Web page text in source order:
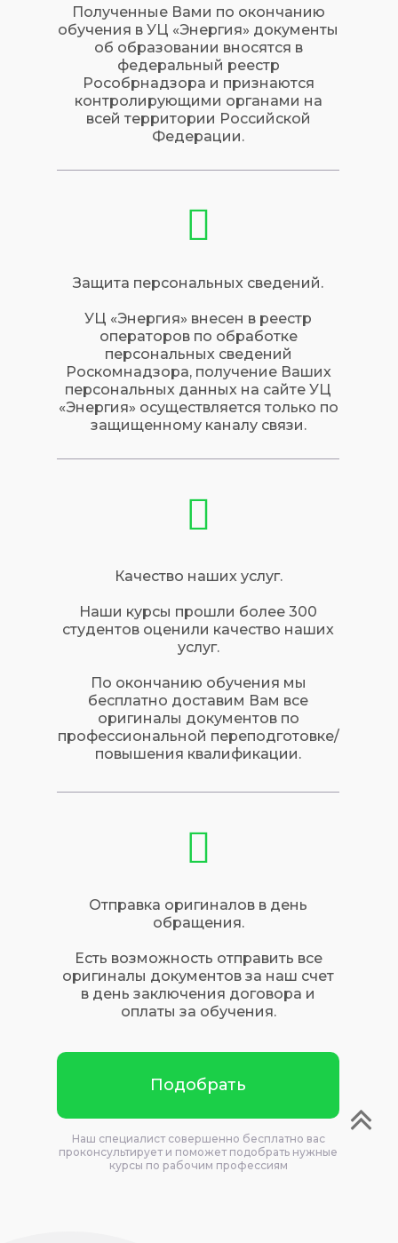
Полученные Вами по окончанию
обучения в УЦ «Энергия» документы
об образовании вносятся в
федеральный реестр
Рособрнадзора и признаются
контролирующими органами на
всей территории Российской
Федерации.
Защита персональных сведений.
УЦ «Энергия» внесен в реестр
операторов по обработке
персональных сведений
Роскомнадзора, получение Ваших
персональных данных на сайте УЦ
«Энергия» осуществляется только по
защищенному каналу связи.
Качество наших услуг.
Наши курсы прошли более 300
студентов оценили качество наших
услуг.
По окончанию обучения мы
бесплатно доставим Вам все
оригиналы документов по
профессиональной переподготовке/
повышения квалификации.
Отправка оригиналов в день
обращения.
Есть возможность отправить все
оригиналы документов за наш счет
в день заключения договора и
оплаты за обучения.
Подобрать
Наш специалист совершенно бесплатно вас
проконсультирует и поможет подобрать нужные
курсы по рабочим профессиям